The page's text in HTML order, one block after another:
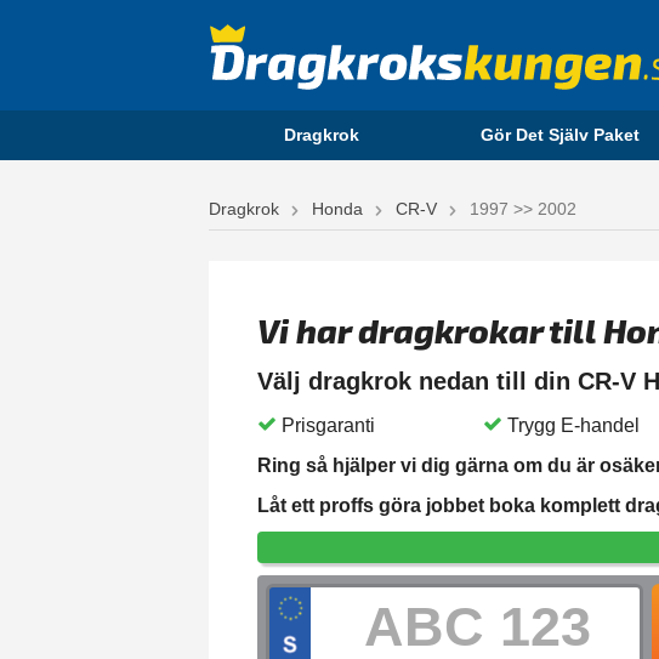
Dragkrok Gör Det Själv Paket
Dragkrok Honda CR-V 1997 >> 2002
Vi har dragkrokar till
Välj dragkrok nedan till din CR-V
Prisgaranti Trygg E-handel
Ring så hjälper vi dig gärna om du är
Låt ett proffs göra jobbet boka komplett